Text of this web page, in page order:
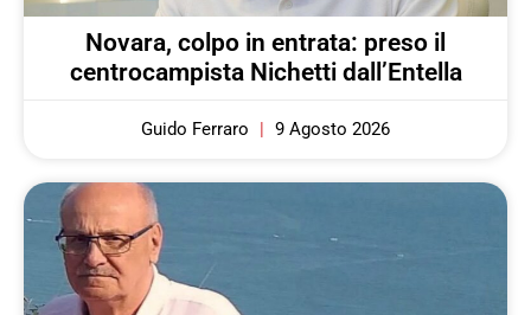
Novara, colpo in entrata: preso il
centrocampista Nichetti dall’Entella
Guido Ferraro 9 Agosto 2026